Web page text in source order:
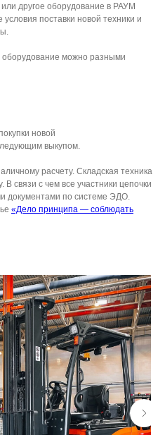
или другое оборудование в РАУМ
поставки новой техники и
оборудование можно разными
новой
выкупом.
расчету. Складская техника
связи с чем все участники цепочки
документами по системе ЭДО.
«Дело принципа — соблюдать